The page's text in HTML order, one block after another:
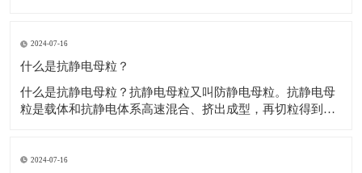
和树脂较好的层筋状啮合结构，抗静电剂​极佳的极性配伍。
2.电荷通过网状通道，
2024-07-16
什么是抗静电母粒？
什么是抗静电母粒？抗静电母粒又叫防静电母粒。抗静电母
粒是载体和抗静电体系高速混合、挤出成型，再切粒得到
表面电阻为1012Ω以上，防静电包装材料要求表面电阻为
2024-07-16